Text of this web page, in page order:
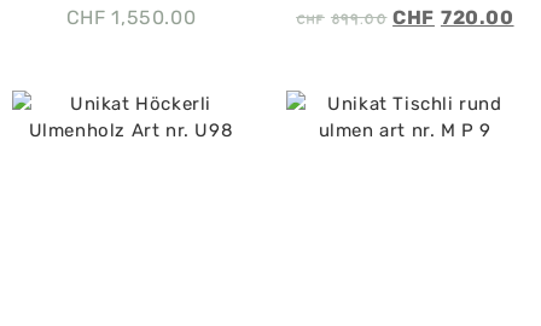
CHF 1,550.00 CHF899.00 CHF 720.00